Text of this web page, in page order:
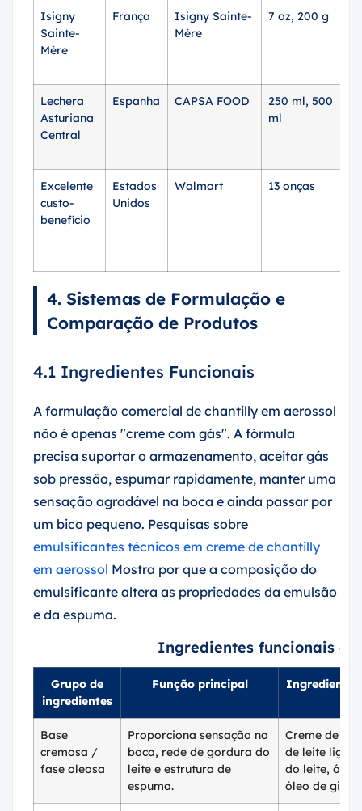
Isigny
Sainte-
Mère
França
Isigny Sainte-
Mère
7 oz, 200 g
Lechera
Asturiana
Central
Espanha CAPSA FOOD
250 ml, 500
ml
Excelente
custo-
benefício
Estados
Unidos
Walmart 13 onças
4. Sistemas de Formulação e
Comparação de Produtos
4.1 Ingredientes Funcionais
A formulação comercial de chantilly em aerossol
não é apenas "creme com gás". A fórmula
precisa suportar o armazenamento, aceitar gás
sob pressão, espumar rapidamente, manter uma
sensação agradável na boca e ainda passar por
um bico pequeno. Pesquisas sobre
emulsificantes técnicos em creme de chantilly
em aerossol Mostra por que a composição do
emulsificante altera as propriedades da emulsão
e da espuma.
Ingredientes funcionais
Grupo de
ingredientes
Função principal Ingredientes
Base
cremosa /
fase oleosa
Proporciona sensação na
boca, rede de gordura do
leite e estrutura de
espuma.
Creme de
de leite light,
do leite, óleo
óleo de